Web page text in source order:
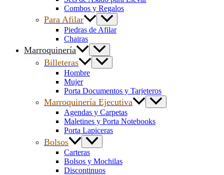
Combos y Regalos
Para Afilar
Piedras de Afilar
Chairas
Marroquinería
Billeteras
Hombre
Mujer
Porta Documentos y Tarjeteros
Marroquinería Ejecutiva
Agendas y Carpetas
Maletines y Porta Notebooks
Porta Lapiceras
Bolsos
Carteras
Bolsos y Mochilas
Discontinuos